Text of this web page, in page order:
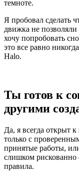
темноте.
Я пробовал сделать
движка не
хочу попробовать
это все равно
Halo.
Ты готов к
другими
Да, я всегда открыт
только с
принятые работы,
слишком
правила.